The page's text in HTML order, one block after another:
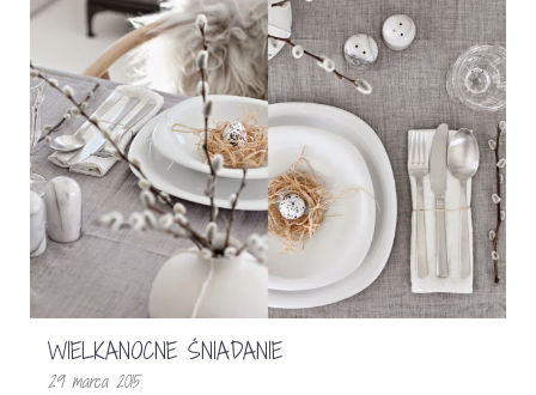
WIELKANOCNE ŚNIADANIE
29 marca 2015